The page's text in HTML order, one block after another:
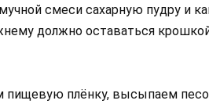
смеси сахарную пудру и
должно оставаться
пищевую плёнку, высыпаем